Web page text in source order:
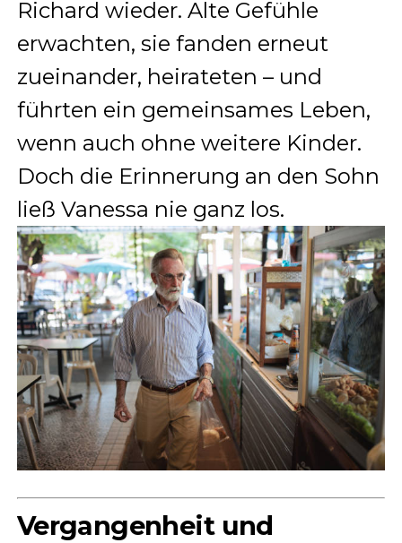
Richard wieder. Alte Gefühle
erwachten, sie fanden erneut
zueinander, heirateten – und
führten ein gemeinsames Leben,
wenn auch ohne weitere Kinder.
Doch die Erinnerung an den Sohn
ließ Vanessa nie ganz los.
Vergangenheit und